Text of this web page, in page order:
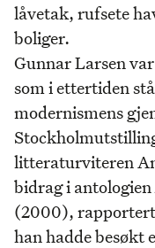
låvetak, rufsete
boliger.
Gunnar Larsen
som i ettertiden
modernismens
litteraturviteren
bidrag i antologien
(2000),
han hadde besøkt